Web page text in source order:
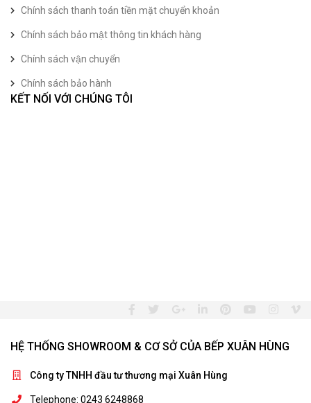
Chính sách thanh toán tiền mặt chuyển khoản
Chính sách bảo mật thông tin khách hàng
Chính sách vận chuyển
Chính sách bảo hành
KẾT NỐI VỚI CHÚNG TÔI
HỆ THỐNG SHOWROOM & CƠ SỞ CỦA BẾP XUÂN HÙNG
Công ty TNHH đầu tư thương mại Xuân Hùng
Telephone: 0243 6248868